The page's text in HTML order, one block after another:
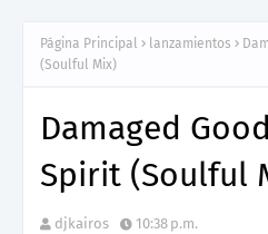
Página Principal lanzamientos
(Soulful Mix)
Damaged
Spirit (Soulful
djkairos 10:38 p.m.